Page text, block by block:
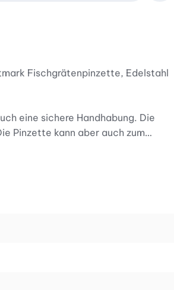
Fischgrätenpinzette, Edelstahl
eine sichere Handhabung. Die
Pinzette kann aber auch zum